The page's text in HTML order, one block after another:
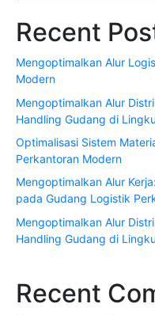
Recent
Mengoptimalkan Alur
Modern
Mengoptimalkan Alur
Handling Gudang di
Optimalisasi Sistem
Perkantoran Modern
Mengoptimalkan Alur
pada Gudang Logistik
Mengoptimalkan Alur
Handling Gudang di
Recent